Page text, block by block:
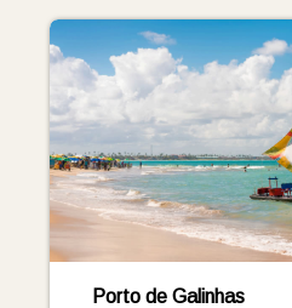
Porto de Galinhas